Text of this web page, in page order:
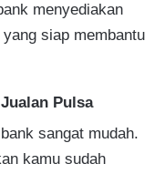
menyediakan
yang siap membantu
Pulsa
sangat mudah.
kamu sudah